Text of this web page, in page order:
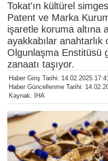
Tokat'ın kültürel
Patent ve Marka
işaretle koruma altına
ayakkabılar
Olgunlaşma Enstitüsü
zanaatı taşıyor.
Haber Giriş Tarihi: 14.02.2025
Haber Güncellenme Tarihi:
Kaynak: İHA